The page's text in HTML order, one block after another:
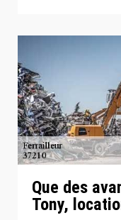
Que des
Tony,